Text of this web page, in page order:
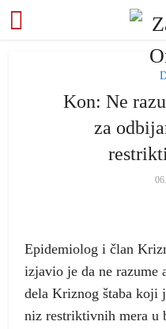
Kon: Ne
za
Epidemiolog i član
izjavio je da ne razume
dela Kriznog štaba koji
niz restriktivnih mera u